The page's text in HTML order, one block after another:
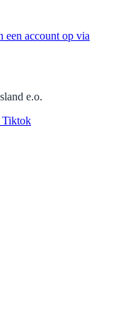
een account op via
e.o.
Tiktok